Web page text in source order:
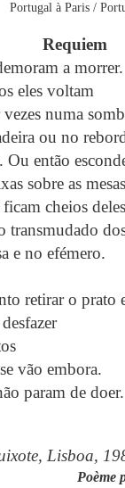
Portugal à Paris /
Requiem
a morrer.
eles voltam
numa
ou no
Ou então
sobre as
cheios deles
transmudado
e no efémero.
retirar o prato
vão embora.
param de doer.
Lisboa,
Poème